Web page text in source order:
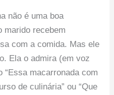
não é uma boa
marido recebem
com a comida. Mas ele
Ela o admira (em voz
macarronada com
de culinária” ou “Que